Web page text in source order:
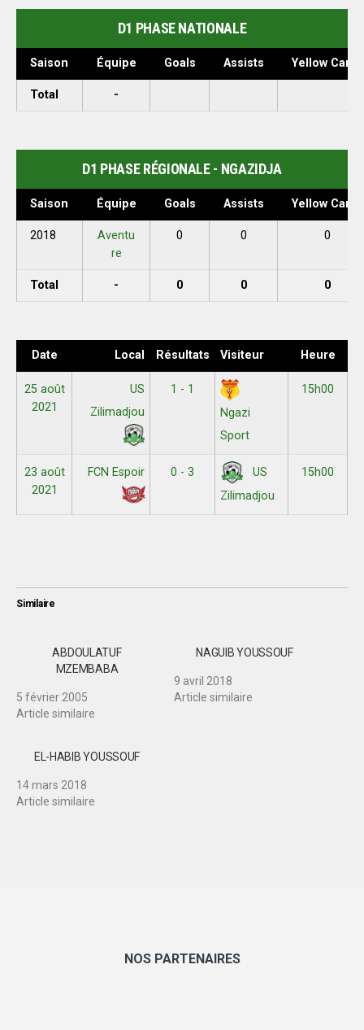
D1 PHASE NATIONALE
Saison Équipe Goals Assists Yellow Cards
Total -
D1 PHASE RÉGIONALE - NGAZIDJA
Saison Équipe Goals Assists Yellow Cards
2018
Aventu
re
0 0 0
Total - 0 0 0
Date Local Résultats Visiteur Heure
25 août
2021
US
Zilimadjou
1 - 1
Ngazi
Sport
15h00
23 août
2021
FCN Espoir 0 - 3
US
Zilimadjou
15h00
Similaire
ABDOULATUF
MZEMBABA
5 février 2005
Article similaire
NAGUIB YOUSSOUF
9 avril 2018
Article similaire
EL-HABIB YOUSSOUF
14 mars 2018
Article similaire
NOS PARTENAIRES